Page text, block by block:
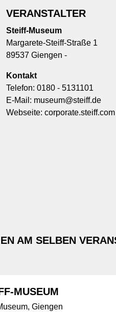
VERANSTALTER
Steiff-Museum
Margarete-Steiff-Straße 1
89537 Giengen -
Kontakt
Telefon: 0180 - 5131101
E-Mail: museum@steiff.de
Webseite: corporate.steiff.com
AM SELBEN
MUSEUM
Giengen